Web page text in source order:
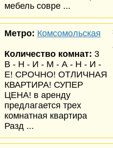
мебель совре ...
Метро: Комсомольская
Количество комнат: 3
В - Н - И - М - А - Н - И -
Е! СРОЧНО! ОТЛИЧНАЯ
КВАРТИРА! СУПЕР
ЦЕНА! в аренду
предлагается трех
комнатная квартира
Разд ...